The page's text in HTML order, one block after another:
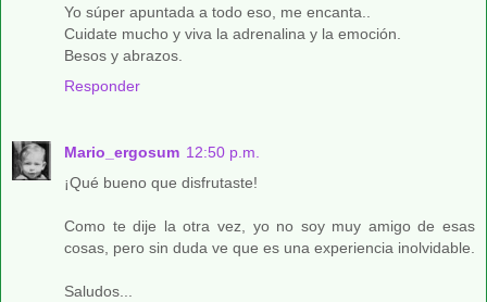
Yo súper apuntada a todo eso, me encanta..
Cuidate mucho y viva la adrenalina y la emoción.
Besos y abrazos.
Responder
Mario_ergosum 12:50 p.m.
¡Qué bueno que disfrutaste!
Como te dije la otra vez, yo no soy muy amigo de esas
cosas, pero sin duda ve que es una experiencia inolvidable.
Saludos...